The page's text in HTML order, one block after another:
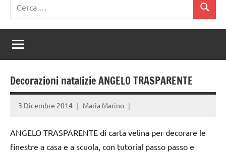
per:
Cerca
Decorazioni natalizie ANGELO TRASPARENTE
3 Dicembre 2014 Maria Marino
ANGELO TRASPARENTE di carta velina per decorare le
finestre a casa e a scuola, con tutorial passo passo e